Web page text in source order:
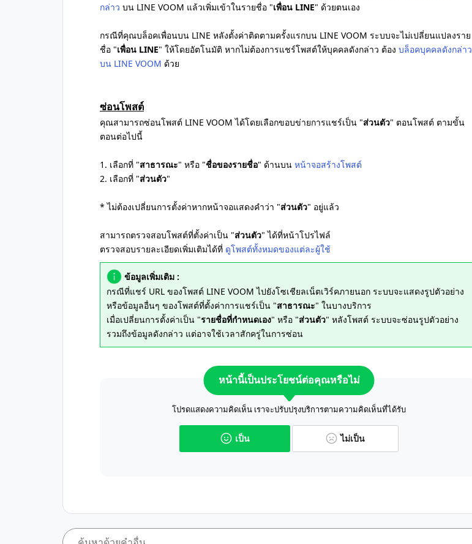
กล่าว บน LINE VOOM แล้วเพิ่มเข้าในรายชื่อ "เพื่อน LINE" ด้วยตนเอง
กรณีที่คุณบล็อคเพื่อนบน LINE หลังตั้งค่าติดตามครั้งแรกบน LINE VOOM ระบบจะไม่เปลี่ยนแปลงราย
ชื่อ "เพื่อน LINE" ให้โดยอัตโนมัติ หากไม่ต้องการแชร์โพสต์ให้บุคคลดังกล่าว ต้อง บล็อคบุคคลดังกล่าว
บน LINE VOOM ด้วย
ซ่อนโพสต์
คุณสามารถซ่อนโพสต์ LINE VOOM ได้โดยเลือกขอบข่ายการแชร์เป็น "ส่วนตัว" ตอนโพสต์ ตามขั้น
ตอนต่อไปนี้
1. เลือกที่ "สาธารณะ" หรือ "ชื่อของรายชื่อ" ด้านบน หน้าจอสร้างโพสต์
2. เลือกที่ "ส่วนตัว"
* ไม่ต้องเปลี่ยนการตั้งค่าหากหน้าจอแสดงคำว่า "ส่วนตัว" อยู่แล้ว
สามารถตรวจสอบโพสต์ที่ตั้งค่าเป็น "ส่วนตัว" ได้ที่หน้าโปรไฟล์
ตรวจสอบรายละเอียดเพิ่มเติมได้ที่ ดูโพสต์ทั้งหมดของแต่ละผู้ใช้
ข้อมูลเพิ่มเติม :
กรณีที่แชร์ URL ของโพสต์ LINE VOOM ไปยังโซเชียลเน็ตเวิร์คภายนอก ระบบจะแสดงรูปตัวอย่าง
หรือข้อมูลอื่นๆ ของโพสต์ที่ตั้งค่าการแชร์เป็น "สาธารณะ" ในบางบริการ
เมื่อเปลี่ยนการตั้งค่าเป็น "รายชื่อที่กำหนดเอง" หรือ "ส่วนตัว" หลังโพสต์ ระบบจะซ่อนรูปตัวอย่าง
รวมถึงข้อมูลดังกล่าว แต่อาจใช้เวลาสักครู่ในการซ่อน
หน้านี้เป็นประโยชน์ต่อคุณหรือไม่
โปรดแสดงความคิดเห็น เราจะปรับปรุงบริการตามความคิดเห็นที่ได้รับ
เป็น ไม่เป็น